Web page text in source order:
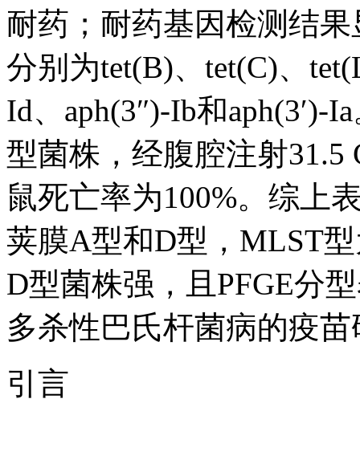
耐药；耐药基因检测结
分别为tet(B)、tet(C)、
Id、aph(3″)-Ib和aph(3′)-
型菌株，经腹腔注射31.5
鼠死亡率为100%。综上
荚膜A型和D型，MLST
D型菌株强，且PFGE分
多杀性巴氏杆菌病的疫
引言